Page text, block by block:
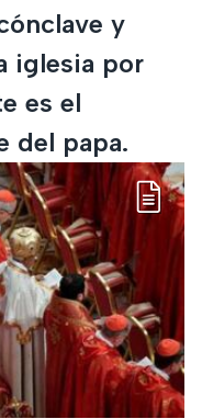
y
iglesia por
es el
del papa.